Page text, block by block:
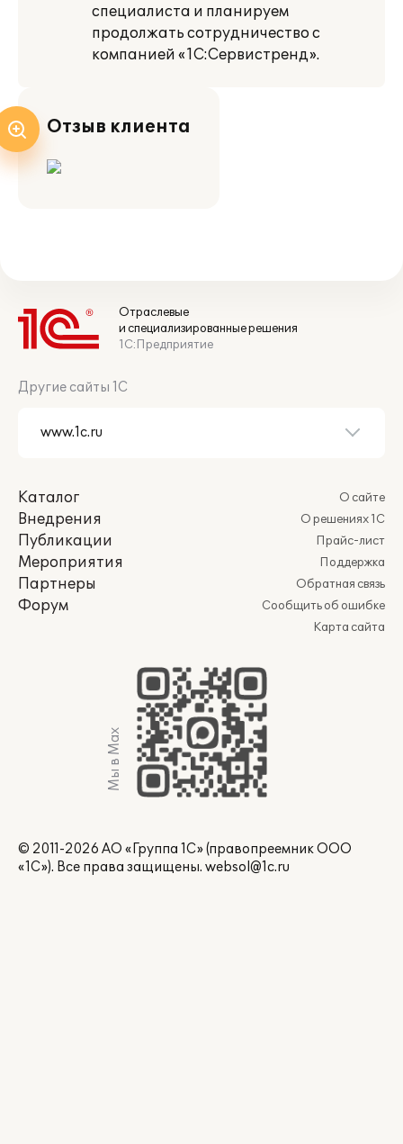
специалиста и планируем
продолжать сотрудничество с
компанией «1С:Сервистренд».
Отзыв клиента
Отраслевые
и специализированные решения
1С:Предприятие
Другие сайты 1С
Каталог
Внедрения
Публикации
Мероприятия
Партнеры
Форум
О сайте
О решениях 1С
Прайс-лист
Поддержка
Обратная связь
Сообщить об ошибке
Карта сайта
Мы в Max
© 2011-2026 АО «Группа 1С» (правопреемник ООО
«1С»). Все права защищены. websol@1c.ru